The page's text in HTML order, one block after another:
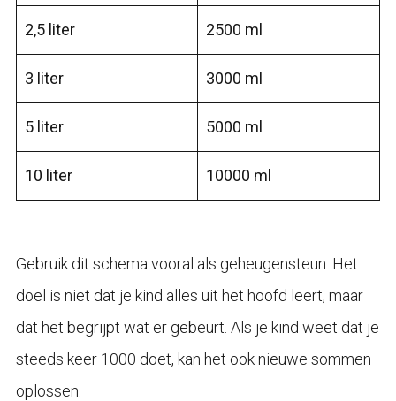
2,5 liter 2500 ml
3 liter 3000 ml
5 liter 5000 ml
10 liter 10000 ml
Gebruik dit schema vooral als geheugensteun. Het
doel is niet dat je kind alles uit het hoofd leert, maar
dat het begrijpt wat er gebeurt. Als je kind weet dat je
steeds keer 1000 doet, kan het ook nieuwe sommen
oplossen.